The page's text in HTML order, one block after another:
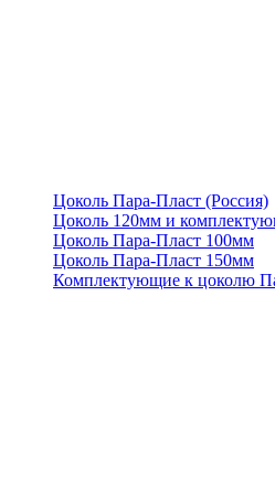
Цоколь Пара-Пласт (Россия)
Цоколь 120мм и
Цоколь Пара-Пласт 100мм
Цоколь Пара-Пласт 150мм
Комплектующие к цоколю